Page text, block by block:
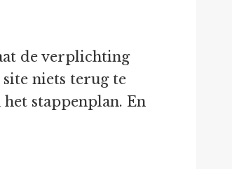
de verplichting
niets terug te
stappenplan. En